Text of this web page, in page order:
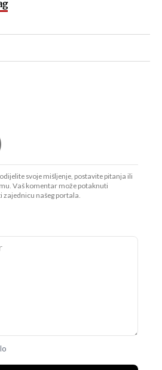
svoje mišljenje, postavite pitanja ili
Vaš komentar može potaknuti
našeg portala.